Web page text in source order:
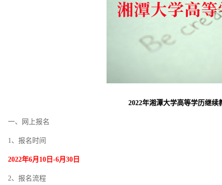
2022年湘潭大学高等学历继
一、网上报名
1、报名时间
2022年6月10日-6月30日
2、报名流程